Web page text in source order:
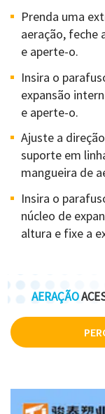
Prenda uma
aeração, feche
e aperte-o.
Insira o
expansão
e aperte-o.
Ajuste a
suporte em
mangueira de
Insira o
núcleo de
altura e fixe a
AERAÇÃO